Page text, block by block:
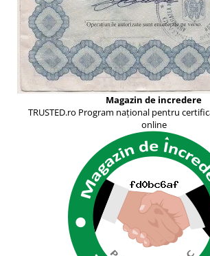
Magazin de incredere
TRUSTED.ro Program național pentru
online